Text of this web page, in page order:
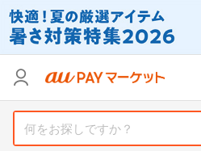
支払い方法
支払い方法